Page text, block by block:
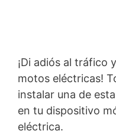
¡Di adiós al tráfico
motos eléctricas!
instalar una de
en tu dispositivo
eléctrica.